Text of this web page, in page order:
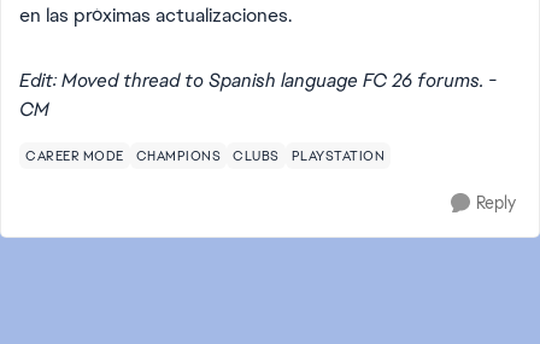
en las próximas actualizaciones.
Edit: Moved thread to Spanish language FC 26 forums. -
CM
CAREER MODE CHAMPIONS CLUBS PLAYSTATION
Reply